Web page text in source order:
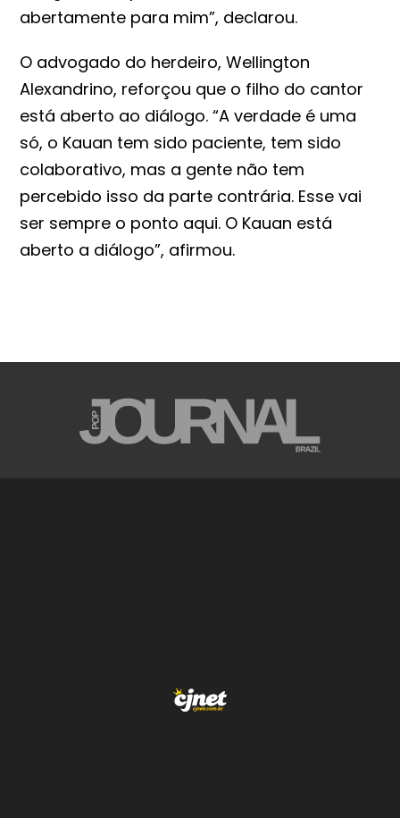
abertamente para mim”, declarou.
O advogado do herdeiro, Wellington
Alexandrino, reforçou que o filho do cantor
está aberto ao diálogo. “A verdade é uma
só, o Kauan tem sido paciente, tem sido
colaborativo, mas a gente não tem
percebido isso da parte contrária. Esse vai
ser sempre o ponto aqui. O Kauan está
aberto a diálogo”, afirmou.